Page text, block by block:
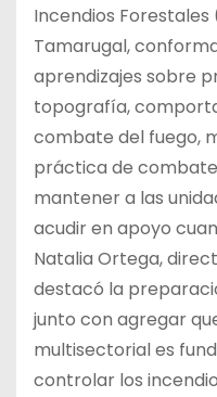
Incendios Forestales
Tamarugal,
aprendizajes sobre
topografía,
combate del fuego,
práctica de
mantener a las
acudir en apoyo
Natalia Ortega,
destacó la
junto con agregar
multisectorial es
controlar los